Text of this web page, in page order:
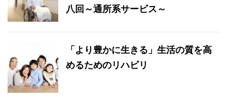
八回～通所系サービス～
「より豊かに生きる」生活の質を高
めるためのリハビリ